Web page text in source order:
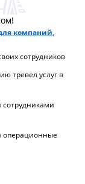
компаний,
сотрудников
тревел услуг в
сотрудниками
операционные